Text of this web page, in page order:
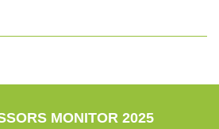
MONITOR 2025